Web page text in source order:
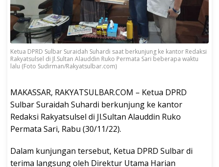
Ketua DPRD Sulbar Suraidah Suhardi saat berkunjung ke kantor Redaksi
Rakyatsulsel di Jl.Sultan Alauddin Ruko Permata Sari beberapa waktu
lalu (Foto Sudirman/Rakyatsulbar.com)
MAKASSAR, RAKYATSULBAR.COM – Ketua DPRD
Sulbar Suraidah Suhardi berkunjung ke kantor
Redaksi Rakyatsulsel di Jl.Sultan Alauddin Ruko
Permata Sari, Rabu (30/11/22).
Dalam kunjungan tersebut, Ketua DPRD Sulbar di
terima langsung oleh Direktur Utama Harian